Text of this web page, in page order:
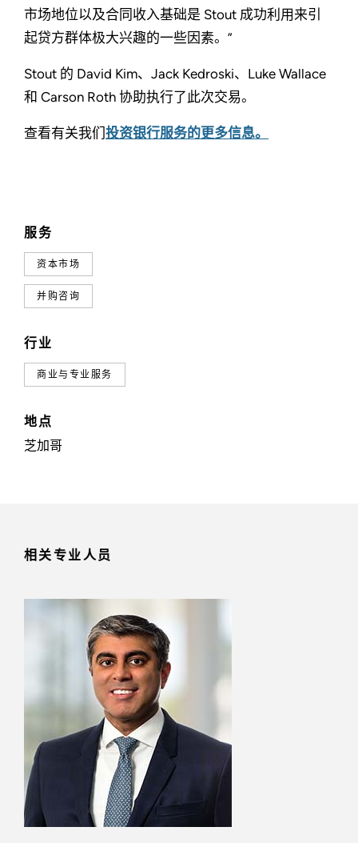
服务
资本市场
并购咨询
行业
商业与专业服务
地点
芝加哥
市场地位以及合同收入基础是 Stout 成功利用来引
起贷方群体极大兴趣的一些因素。”
Stout 的 David Kim、Jack Kedroski、Luke Wallace
和 Carson Roth 协助执行了此次交易。
查看有关我们 投资银行服务的更多信息。
相关专业人员